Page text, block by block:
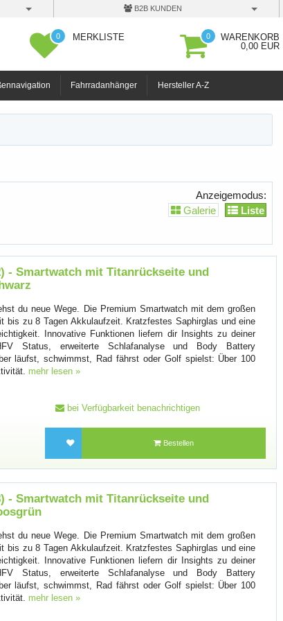
B2B KUNDEN
0 MERKLISTE 0
WARENKORB
0,00 EUR
Fahrradanhänger Hersteller A-Z
Anzeigemodus:
Galerie
Liste
- Smartwatch mit Titanrückseite und
du neue Wege. Die Premium Smartwatch mit dem großen
bis zu 8 Tagen Akkulaufzeit. Kratzfestes Saphirglas und eine
Innovative Funktionen liefern dir Insights zu deiner
Status, erweiterte Schlafanalyse und Body Battery
läufst, schwimmst, Rad fährst oder Golf spielst: Über 100
mehr lesen »
bei Verfügbarkeit benachrichtigen
Bestellen
- Smartwatch mit Titanrückseite und
du neue Wege. Die Premium Smartwatch mit dem großen
bis zu 8 Tagen Akkulaufzeit. Kratzfestes Saphirglas und eine
Innovative Funktionen liefern dir Insights zu deiner
Status, erweiterte Schlafanalyse und Body Battery
läufst, schwimmst, Rad fährst oder Golf spielst: Über 100
mehr lesen »